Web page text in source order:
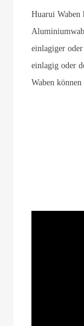
Huarui Waben
einlagiger
einlagig oder
Waben